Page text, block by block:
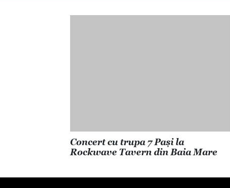
Concert cu trupa 7 Pași la
Rockwave Tavern din Baia Mare